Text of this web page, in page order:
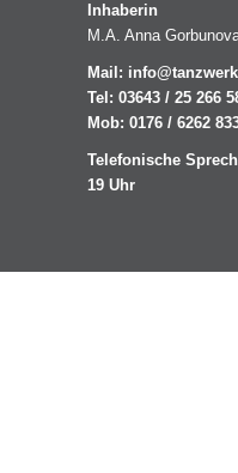
Inhaberin
M.A. Anna
Mail:
Tel: 03643 / 25 266
Mob: 0176 / 6262
Telefonische
19 Uhr